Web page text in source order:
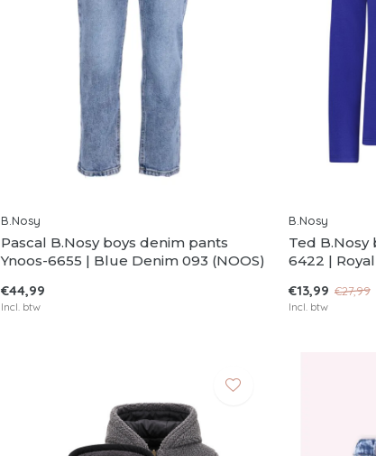
B.Nosy
Pascal B.Nosy boys denim pants
Ynoos-6655 | Blue Denim 093 (NOOS)
€44,99
Incl. btw
B.Nosy
Ted B.Nosy
6422 |
€13,99 €27,99
Incl. btw